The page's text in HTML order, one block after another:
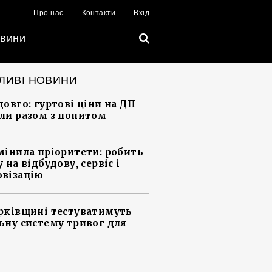
Про нас Контакти Вхід
НОВИНИ
гуртові ціни на ДП
разом з попитом
пріоритети: робить
на відбудову, сервіс і
тестуватимуть
систему тривог для